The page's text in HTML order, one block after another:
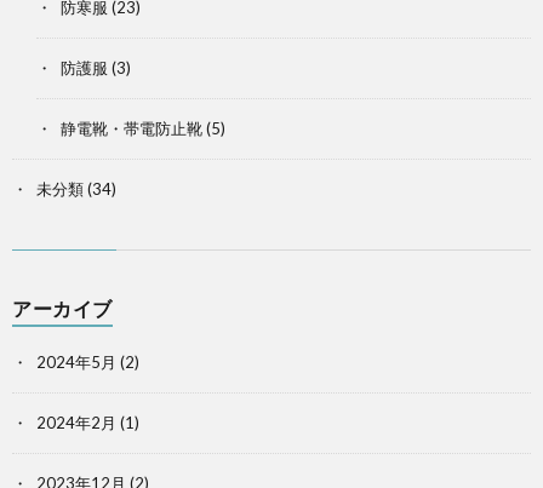
防寒服 (23)
防護服 (3)
静電靴・帯電防止靴(5)
未分類(34)
アーカイブ
2024年5月 (2)
2024年2月 (1)
2023年12月 (2)